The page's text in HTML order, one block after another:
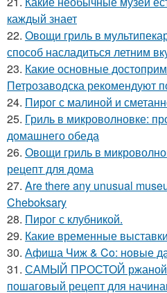
каждый знает
22. Овощи гриль в
способ насладиться летним
23. Какие основные
Петрозаводска рекомендуют
24. Пирог с малиной и
25. Гриль в микроволновке:
домашнего обеда
26. Овощи гриль в
рецепт для дома
27. Are there any unusual
Cheboksary
28. Пирог с клубникой.
29. Какие временные
30. Афиша Чиж & Co: новые
31. САМЫЙ ПРОСТОЙ ржаной
пошаговый рецепт для